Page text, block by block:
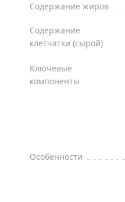
Содержание жиров
Содержание
клетчатки (сырой)
Ключевые
компоненты
Особенности